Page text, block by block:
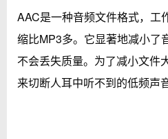
AAC是一种音频文件格式，工
缩比MP3多。它显著地减小了
不会丢失质量。为了减小文件
来切断人耳中听不到的低频声音